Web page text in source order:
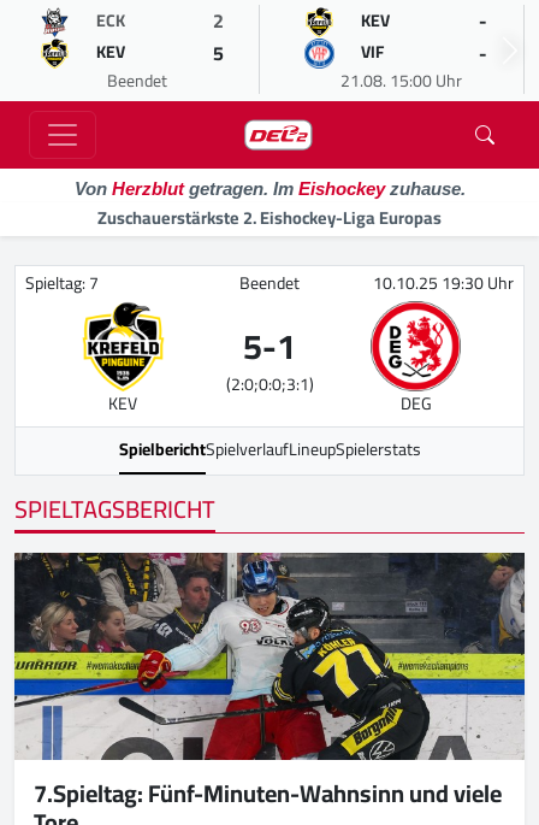
ECK 2
KEV 5
Beendet
KEV -
VIF -
21.08. 15:00 Uhr
Von Herzblutgetragen. Im Eishockeyzuhause.
Zuschauerstärkste 2. Eishockey-Liga Europas
Spieltag: 7 Beendet 10.10.25 19:30 Uhr
KEV
5-1
(2:0;0:0;3:1)
DEG
SpielberichtSpielverlaufLineupSpielerstats
SPIELTAGSBERICHT
7.Spieltag: Fünf-Minuten-Wahnsinn und viele